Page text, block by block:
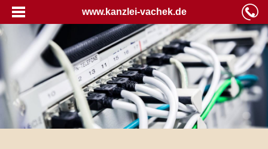
www.kanzlei-vachek.de